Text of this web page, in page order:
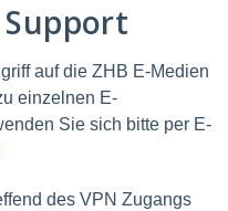
auf die ZHB E-Medien
einzelnen E-
Sie sich bitte per E-
des VPN Zugangs